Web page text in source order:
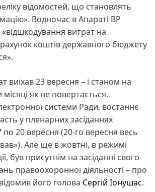
відомостей, що становлять
Водночас в Апараті ВР
витрат на
коштів державного бюджету
виїхав 23 вересня – і станом на
як не повертається.
системи Ради, востаннє
у пленарних засіданнях
20 вересня (20-го вересня весь
Але ще в жовтні, в режимі
був присутнім на засіданні свого
правоохоронної діяльності – про
його голова Сергій Іонушас.